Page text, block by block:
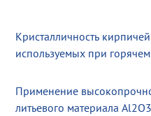
Кристалличность
используемых при
Применение
литьевого материала